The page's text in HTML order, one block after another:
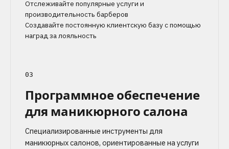
Отслеживайте популярные услуги и
производительность барберов
Создавайте постоянную клиентскую базу с помощью
наград за лояльность
03
Программное обеспечение
для маникюрного салона
Специализированные инструменты для
маникюрных салонов, ориентированные на услуги